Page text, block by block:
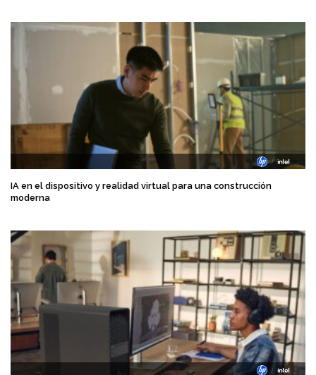
IA en el dispositivo y realidad virtual para una construcción
moderna